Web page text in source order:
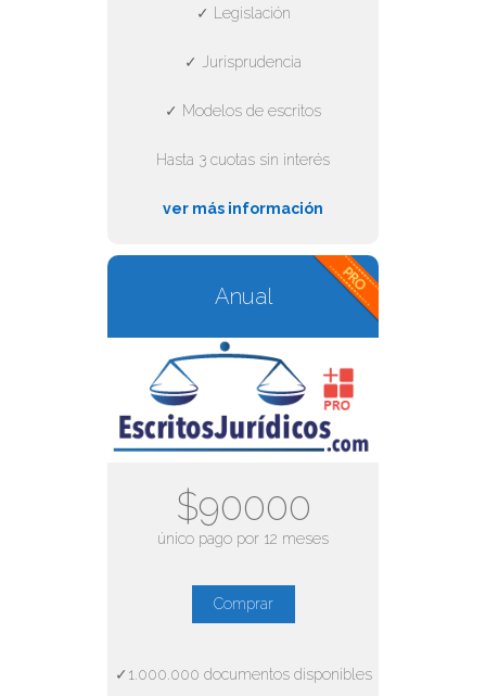
✓ Legislación
✓ Jurisprudencia
✓ Modelos de escritos
Hasta 3 cuotas sin interés
ver más información
Anual
$90000
único pago por 12 meses
Comprar
✓1.000.000 documentos disponibles